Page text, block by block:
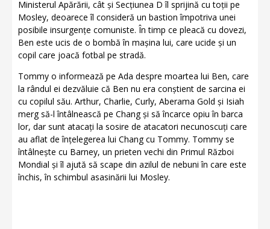
Ministerul Apărării, cât și Secțiunea D îl sprijină cu toții pe
Mosley, deoarece îl consideră un bastion împotriva unei
posibile insurgențe comuniste. În timp ce pleacă cu dovezi,
Ben este ucis de o bombă în mașina lui, care ucide și un
copil care joacă fotbal pe stradă.
Tommy o informează pe Ada despre moartea lui Ben, care
la rândul ei dezvăluie că Ben nu era conștient de sarcina ei
cu copilul său. Arthur, Charlie, Curly, Aberama Gold și Isiah
merg să-l întâlnească pe Chang și să încarce opiu în barca
lor, dar sunt atacați la sosire de atacatori necunoscuți care
au aflat de înțelegerea lui Chang cu Tommy. Tommy se
întâlnește cu Barney, un prieten vechi din Primul Război
Mondial și îl ajută să scape din azilul de nebuni în care este
închis, în schimbul asasinării lui Mosley.